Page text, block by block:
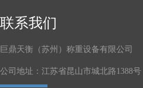
联系我们
巨鼎天衡（苏州）称重设备有限公司
公司地址：江苏省昆山市城北路1388